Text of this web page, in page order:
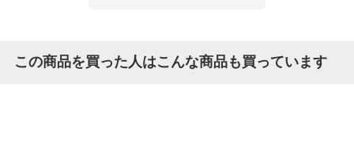
この商品を買った人はこんな商品も買っています